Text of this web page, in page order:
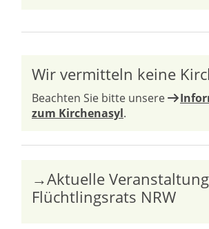
Wir vermitteln keine
Beachten Sie bitte unsere
zum Kirchenasyl.
→Aktuelle
Flüchtlingsrats NRW